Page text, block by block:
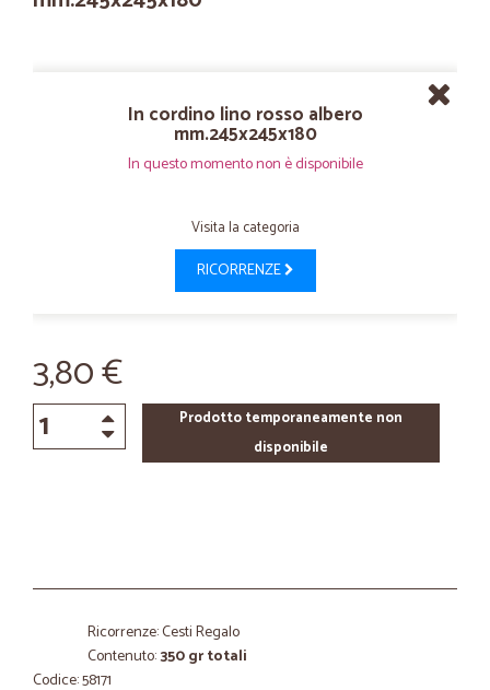
In cordino lino rosso albero
mm.245x245x180
In questo momento non è disponibile
Visita la categoria
RICORRENZE
3,80 €
Prodotto temporaneamente non
disponibile
Ricorrenze: Cesti Regalo
Contenuto:350 gr totali
Codice: 58171